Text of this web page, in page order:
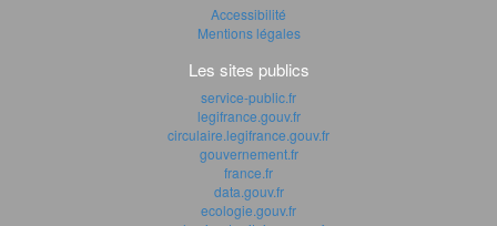
Accessibilité
Mentions légales
Les sites publics
service-public.fr
legifrance.gouv.fr
circulaire.legifrance.gouv.fr
gouvernement.fr
france.fr
data.gouv.fr
ecologie.gouv.fr